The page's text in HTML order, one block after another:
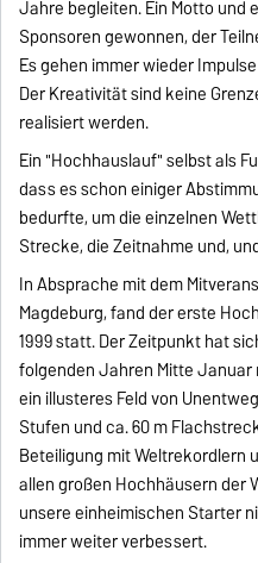
Jahre begleiten. Ein Motto und
Sponsoren gewonnen, der
Es gehen immer wieder
Der Kreativität sind keine
realisiert werden.
Ein "Hochhauslauf" selbst als
dass es schon einiger
bedurfte, um die einzelnen
Strecke, die Zeitnahme und,
In Absprache mit dem
Magdeburg, fand der erste
1999 statt. Der Zeitpunkt hat
folgenden Jahren Mitte
ein illusteres Feld von
Stufen und ca. 60 m
Beteiligung mit Weltrekordlern
allen großen Hochhäusern der
unsere einheimischen Starter
immer weiter verbessert.